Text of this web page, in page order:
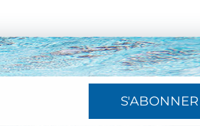
S'ABONNER